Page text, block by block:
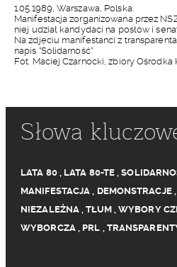
1.05.1989, Warszawa, Polska.
Manifestacja zorganizowana przez
niej udział kandydaci na posłów i
Na zdjęciu manifestanci z
napis "Solidarność"
Fot. Maciej Czarnocki, zbiory Ośrodka
Słowa
LATA 80, LATA 80-TE ,
MANIFESTACJA , DEMONSTRACJE,
NIEZALEŻNA ,TŁUM,WYBORY
WYBORCZA, PRL ,